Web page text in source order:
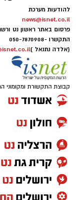
הפגנות הענק
מאות אלפי
אם הציבור
להישמע
למען מטרה
באופן אחיד
לטעון
אותם אנשים
במשמעת,
מטרה שהם
את כל היכולות
צבאית.
להודעות מערכת
news@isnet.co.il
פרסום באתר ראשון נט
התקשרו -050-7870908
(אלדה נתנאל )
קבוצת התקשורת ומקומוני